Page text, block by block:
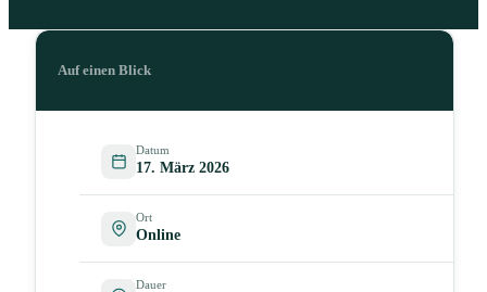
Auf einen Blick
Datum
17. März 2026
Ort
Online
Dauer